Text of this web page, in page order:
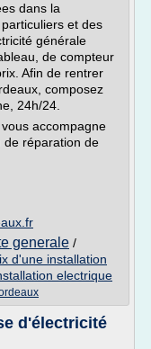
dans la
et des
générale
de compteur
Afin de rentrer
composez
24h/24.
accompagne
de réparation de
generale /
d'une installation
electrique
d'électricité